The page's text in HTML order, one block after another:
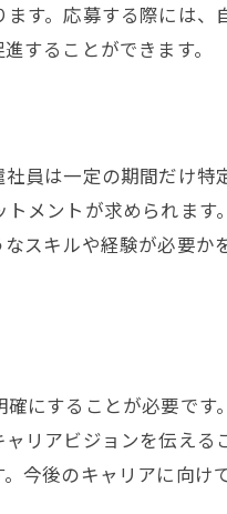
遣求人の探し方
境を見極める
トを押さえる
握する
の準備
ポイント
人選びのコツ
ポイント
す。応募する際には
することができます。
員は一定の期間だけ
メントが求められま
スキルや経験が必要
にすることが必要で
リアビジョンを伝え
後のキャリアに向け